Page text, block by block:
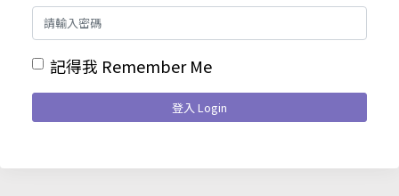
記得我 Remember Me
登入 Login